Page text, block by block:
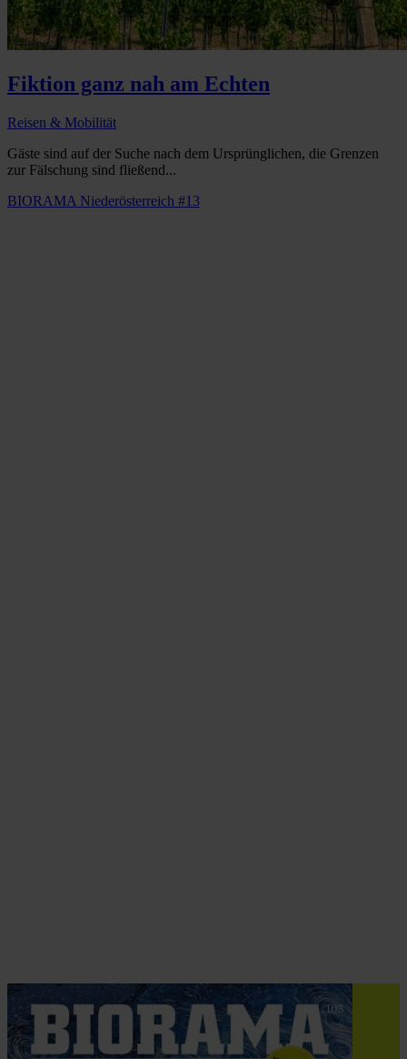
Fiktion ganz nah am Echten
Reisen & Mobilität
Gäste sind auf der Suche nach dem Ursprünglichen, die Grenzen
zur Fälschung sind fließend...
BIORAMA Niederösterreich #13